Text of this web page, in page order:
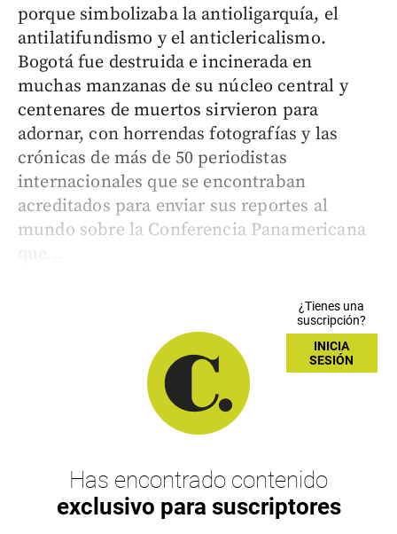
porque simbolizaba la antioligarquía, el
antilatifundismo y el anticlericalismo.
Bogotá fue destruida e incinerada en
muchas manzanas de su núcleo central y
centenares de muertos sirvieron para
adornar, con horrendas fotografías y las
crónicas de más de 50 periodistas
internacionales que se encontraban
acreditados para enviar sus reportes al
mundo sobre la Conferencia Panamericana
¿Tienes una
suscripción?
INICIA
SESIÓN
Has encontrado contenido
exclusivo para suscriptores